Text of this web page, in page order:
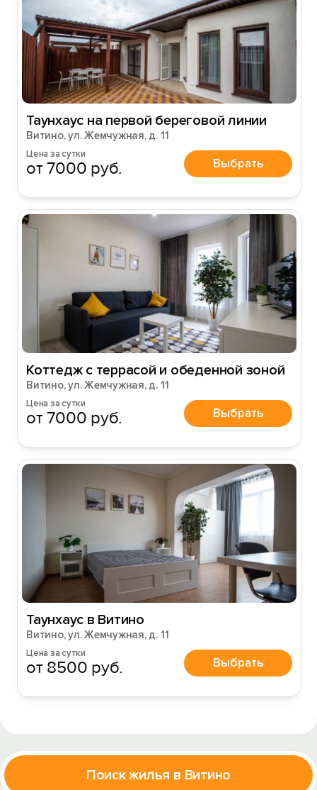
Таунхаус на первой береговой линии
Витино, ул. Жемчужная, д. 11
Цена за сутки
от 7000 руб. Выбрать
Коттедж с террасой и обеденной зоной
Витино, ул. Жемчужная, д. 11
Цена за сутки
от 7000 руб. Выбрать
Таунхаус в Витино
Витино, ул. Жемчужная, д. 11
Цена за сутки
от 8500 руб. Выбрать
Поиск жилья в Витино